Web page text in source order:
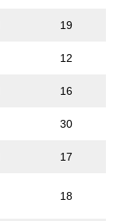
19
12
16
30
17
18